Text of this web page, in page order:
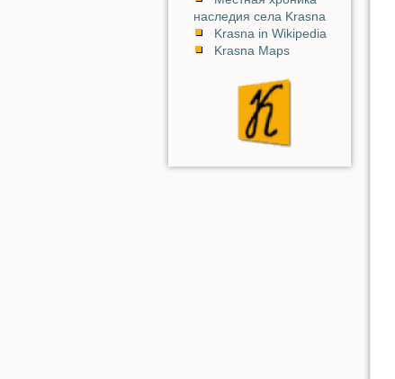
наследия села Krasna
Krasna in Wikipedia
Krasna Maps